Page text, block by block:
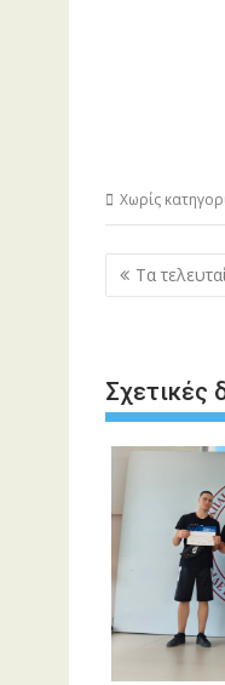
Χωρίς
άρθρων
Τα
Σχετικές